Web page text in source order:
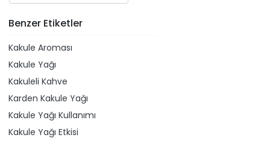
Benzer Etiketler
Kakule Aroması
Kakule Yağı
Kakuleli Kahve
Karden Kakule Yağı
Kakule Yağı Kullanımı
Kakule Yağı Etkisi